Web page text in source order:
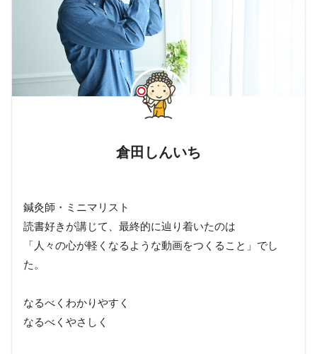
倉田しんいち
鍼灸師・ミニマリスト
読書好きが講じて、最終的に辿り着いたのは
「人々の心が軽くなるような動画をつくること」でし
た。
なるべくわかりやすく
なるべくやさしく